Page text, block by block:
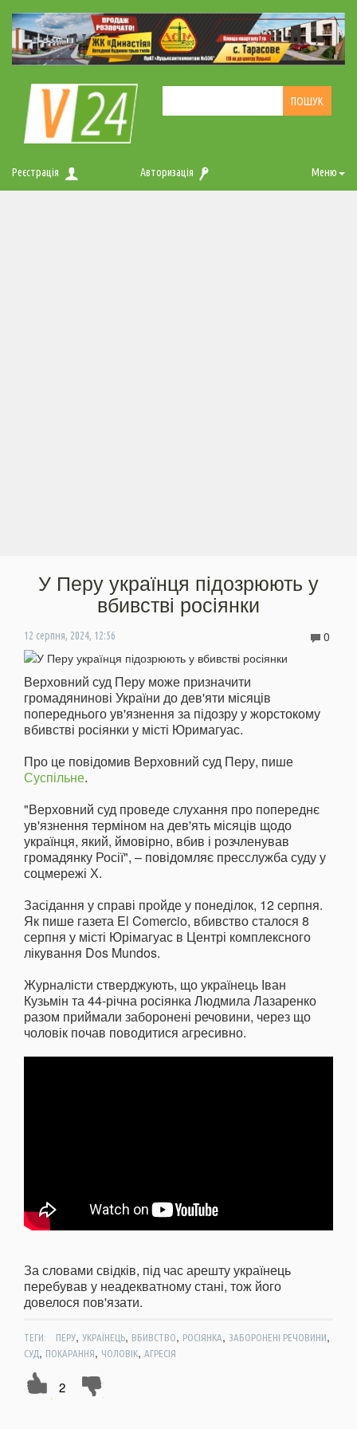
Реєстрація Авторизація Меню
У Перу українця підозрюють у
вбивстві росіянки
12 серпня, 2024, 12:56 0
Верховний суд Перу може призначити
громадянинові України до дев'яти місяців
попереднього ув'язнення за підозру у жорстокому
вбивстві росіянки у місті Юримагуас.
Про це повідомив Верховний суд Перу, пише
Суспільне.
"Верховний суд проведе слухання про попереднє
ув'язнення терміном на дев'ять місяців щодо
українця, який, ймовірно, вбив і розчленував
громадянку Росії", – повідомляє пресслужба суду у
соцмережі Х.
Засідання у справі пройде у понеділок, 12 серпня.
Як пише газета El Comercio, вбивство сталося 8
серпня у місті Юрімагуас в Центрі комплексного
лікування Dos Mundos.
Журналісти стверджують, що українець Іван
Кузьмін та 44-річна росіянка Людмила Лазаренко
разом приймали заборонені речовини, через що
чоловік почав поводитися агресивно.
За словами свідків, під час арешту українець
перебував у неадекватному стані, тож його
довелося пов'язати.
ТЕГИ: ПЕРУ, УКРАЇНЕЦЬ, ВБИВСТВО, РОСІЯНКА, ЗАБОРОНЕНІ РЕЧОВИНИ,
СУД, ПОКАРАННЯ, ЧОЛОВІК, АГРЕСІЯ
2